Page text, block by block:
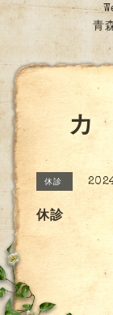
青
カ
休診
休診